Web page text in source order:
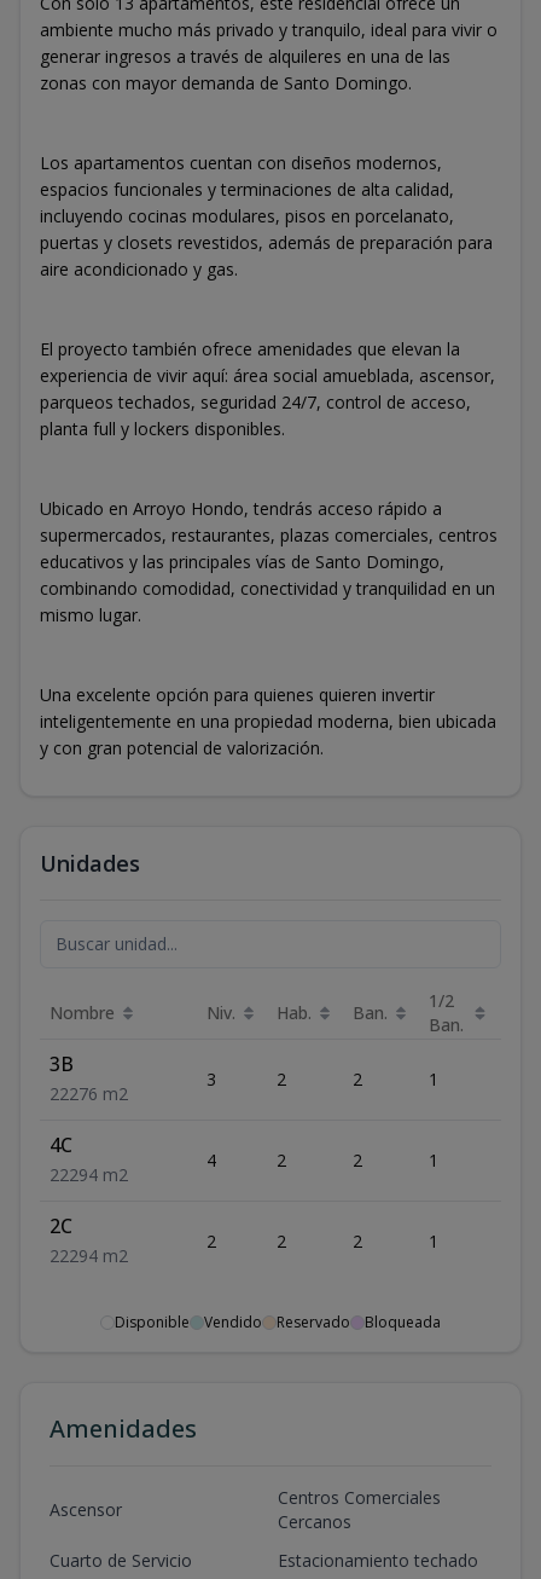
ambiente mucho más privado y tranquilo, ideal para vivir o
generar ingresos a través de alquileres en una de las
zonas con mayor demanda de Santo Domingo.
Los apartamentos cuentan con diseños modernos,
espacios funcionales y terminaciones de alta calidad,
incluyendo cocinas modulares, pisos en porcelanato,
puertas y closets revestidos, además de preparación para
aire acondicionado y gas.
El proyecto también ofrece amenidades que elevan la
experiencia de vivir aquí: área social amueblada, ascensor,
parqueos techados, seguridad 24/7, control de acceso,
planta full y lockers disponibles.
Ubicado en Arroyo Hondo, tendrás acceso rápido a
supermercados, restaurantes, plazas comerciales, centros
educativos y las principales vías de Santo Domingo,
combinando comodidad, conectividad y tranquilidad en un
mismo lugar.
Una excelente opción para quienes quieren invertir
inteligentemente en una propiedad moderna, bien ubicada
y con gran potencial de valorización.
Unidades
Nombre Niv. Hab. Ban.
1/2
Ban.
3B
22276 m2
3 2 2 1
4C
22294 m2
4 2 2 1
2C
22294 m2
2 2 2 1
Disponible Vendido Reservado Bloqueada
Amenidades
Ascensor
Centros Comerciales
Cercanos
Cuarto de Servicio
Estacionamiento techado